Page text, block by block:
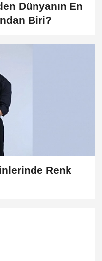
Dünyanın En
Biri?
Renk